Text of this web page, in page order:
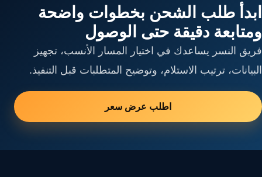
ابدأ طلب الشحن بخطوات واضحة
ومتابعة دقيقة حتى الوصول
فريق النسر يساعدك في اختيار المسار الأنسب، تجهيز
البيانات، ترتيب الاستلام، وتوضيح المتطلبات قبل التنفيذ.
اطلب عرض سعر